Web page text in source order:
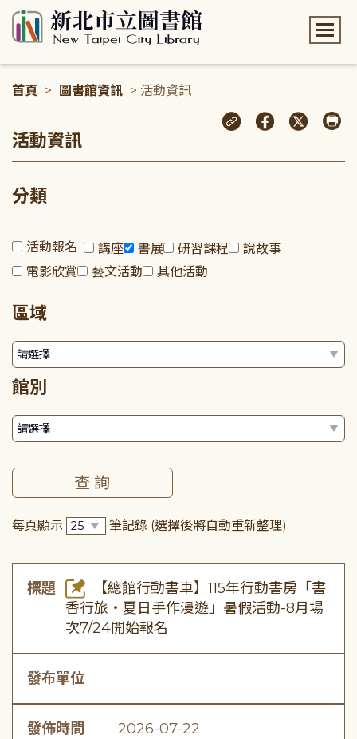
首頁 > 圖書館資訊 > 活動資訊
活動資訊
分類
活動報名 講座 書展 研習課程
說故事
電影欣賞
藝文活動 其他活動
區域
館別
每頁顯示 筆記錄 (選擇後將自動重新整理)
標題
【總館行動書車】115年行動書房「書
香行旅・夏日手作漫遊」暑假活動-8月場
次7/24開始報名
發布單位
發佈時間 2026-07-22